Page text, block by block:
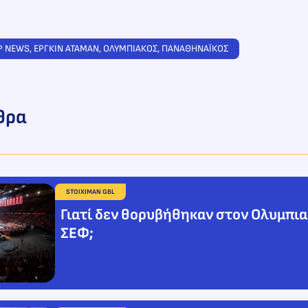
NEWS, ΕΡΓΚΙΝ ΑΤΑΜΑΝ, ΟΛΥΜΠΙΑΚΟΣ, ΠΑΝΑΘΗΝΑΪΚΟΣ
STOIXIMAN GBL
Γιατί δεν θορυβήθηκαν στον
ΣΕΦ;